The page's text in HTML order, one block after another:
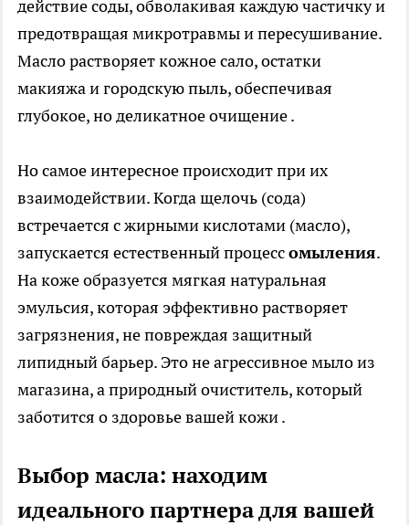
действие соды, обволакивая каждую частичку и
предотвращая микротравмы и пересушивание.
Масло растворяет кожное сало, остатки
макияжа и городскую пыль, обеспечивая
глубокое, но деликатное очищение .
Но самое интересное происходит при их
взаимодействии. Когда щелочь (сода)
встречается с жирными кислотами (масло),
запускается естественный процессомыления.
На коже образуется мягкая натуральная
эмульсия, которая эффективно растворяет
загрязнения, не повреждая защитный
липидный барьер. Это не агрессивное мыло из
магазина, а природный очиститель, который
заботится о здоровье вашей кожи .
Выбор масла: находим
идеального партнера для вашей